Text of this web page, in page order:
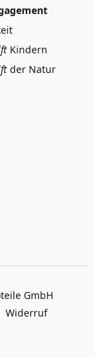
Kindern
der Natur
GmbH
Widerruf